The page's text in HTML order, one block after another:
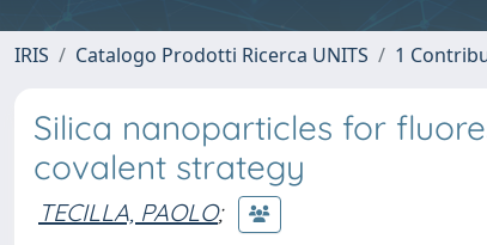
IRIS Catalogo Prodotti Ricerca UNITS 1
Silica nanoparticles for
covalent strategy
TECILLA, PAOLO;